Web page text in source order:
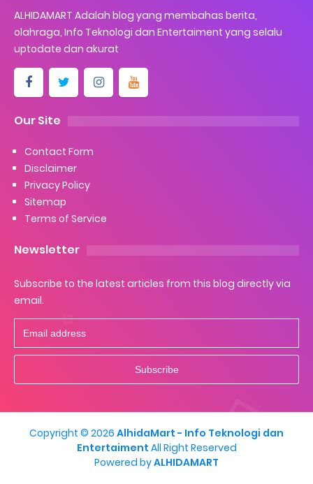
ALHIDAMART Adalah blog yang membahas berita,
olahraga, Info Teknologi dan Entertaiment yang selalu
uptodate dan akurat
Our Site
Contact Form
Disclaimer
Privacy Policy
Sitemap
Terms of Service
Newsletter
Subscribe to the latest articles from this blog directly via
email.
Copyright © 2026 AlhidaMart - Info Teknologi dan
Entertaiment All Right Reserved
Powered byALHIDAMART